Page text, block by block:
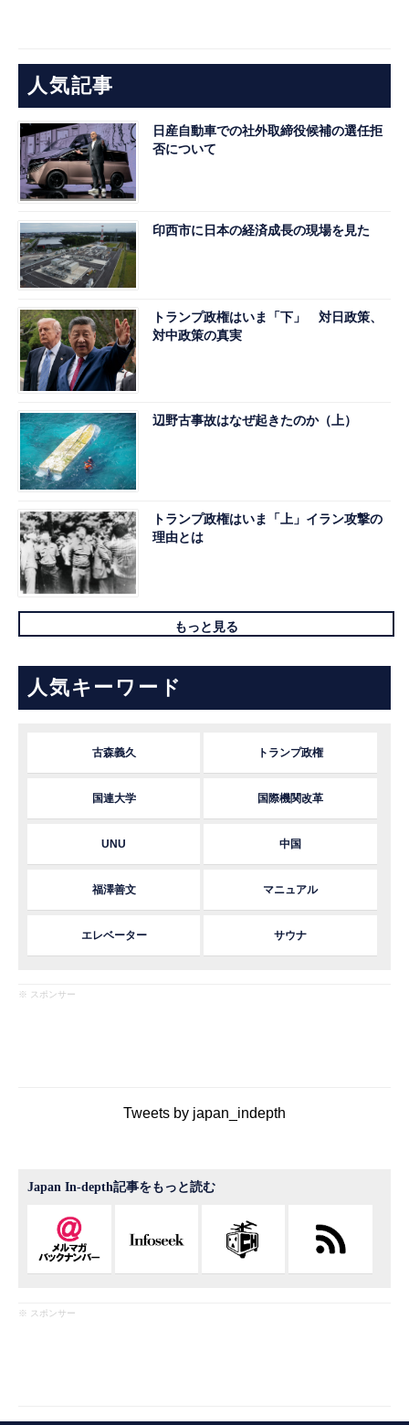
人気記事
日産自動車での社外取締役候補の選任拒
否について
印西市に日本の経済成長の現場を見た
トランプ政権はいま「下」 対日政策、
対中政策の真実
辺野古事故はなぜ起きたのか（上）
トランプ政権はいま「上」イラン攻撃の
理由とは
もっと見る
人気キーワード
古森義久 トランプ政権
国連大学 国際機関改革
UNU 中国
福澤善文 マニュアル
エレベーター サウナ
※ スポンサー
Tweets by japan_indepth
Japan In-depth記事をもっと読む
※ スポンサー